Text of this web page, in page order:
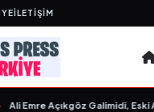
İLETIŞIM
Emre Açıkgöz Galimidi, Eski